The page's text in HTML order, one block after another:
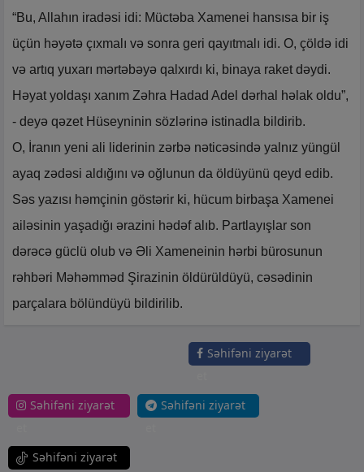
“Bu, Allahın iradəsi idi: Müctəba Xamenei hansısa bir iş
üçün həyətə çıxmalı və sonra geri qayıtmalı idi. O, çöldə idi
və artıq yuxarı mərtəbəyə qalxırdı ki, binaya raket dəydi.
Həyat yoldaşı xanım Zəhra Hadad Adel dərhal həlak oldu”,
- deyə qəzet Hüseyninin sözlərinə istinadla bildirib.
O, İranın yeni ali liderinin zərbə nəticəsində yalnız yüngül
ayaq zədəsi aldığını və oğlunun da öldüyünü qeyd edib.
Səs yazısı həmçinin göstərir ki, hücum birbaşa Xamenei
ailəsinin yaşadığı ərazini hədəf alıb. Partlayışlar son
dərəcə güclü olub və Əli Xameneinin hərbi bürosunun
rəhbəri Məhəmməd Şirazinin öldürüldüyü, cəsədinin
parçalara bölündüyü bildirilib.
Səhifəni ziyarət
Səhifəni ziyarət
Səhifəni ziyarət
Səhifəni ziyarət